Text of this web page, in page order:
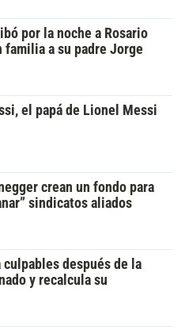
por la noche a Rosario
familia a su padre Jorge
el papá de Lionel Messi
crean un fondo para
sindicatos aliados
culpables después de la
y recalcula su